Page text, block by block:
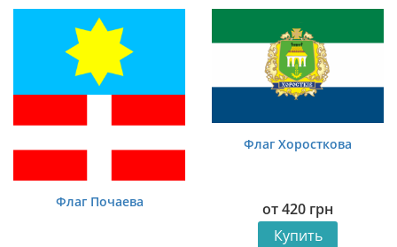
Флаг Почаева
Флаг Хоросткова
от420 грн
Купить